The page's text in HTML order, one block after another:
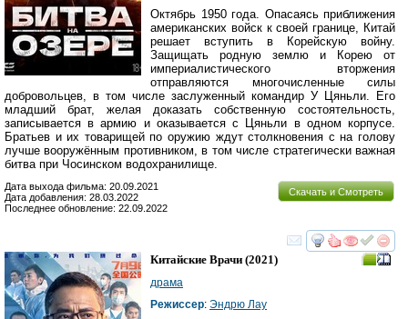
Октябрь 1950 года. Опасаясь приближения
американских войск к своей границе, Китай
решает вступить в Корейскую войну.
Защищать родную землю и Корею от
империалистического вторжения
отправляются многочисленные силы
добровольцев, в том числе заслуженный командир У Цяньли. Его
младший брат, желая доказать собственную состоятельность,
записывается в армию и оказывается с Цяньли в одном корпусе.
Братьев и их товарищей по оружию ждут столкновения с на голову
лучше вооружённым противником, в том числе стратегически важная
битва при Чосинском водохранилище.
Скачать и Смотреть
Дата выхода фильма: 20.09.2021
Дата добавления: 28.03.2022
Последнее обновление: 22.09.2022
смотреть
Китайские Врачи (2021)
драма
Режиссер: Эндрю Лау